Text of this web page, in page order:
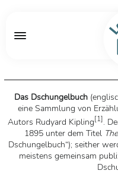
Das Dschungelbuch
eine Sammlung von
Autors Rudyard Kipling[1].
1895 unter dem Titel
Dschungelbuch“); seither
meistens gemeinsam